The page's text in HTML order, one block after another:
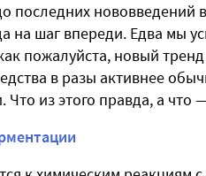
последних нововведений
на шаг впереди. Едва мы
пожалуйста, новый
в разы активнее
Что из этого правда, а что